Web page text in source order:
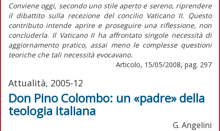
Conviene oggi, secondo uno stile aperto e sereno, riprendere
il dibattito sulla recezione del concilio Vaticano II. Questo
contributo intende aprire e proseguire una riflessione, non
concluderla. Il Vaticano II ha affrontato singole necessità di
aggiornamento pratico, assai meno le complesse questioni
teoriche che tali necessità evocavano.
Articolo, 15/05/2008, pag. 297
Attualità, 2005-12
Don Pino Colombo: un «padre» della
teologia italiana
G. Angelini